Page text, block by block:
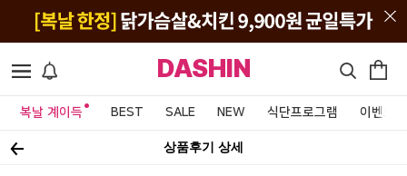
DASHIN
복날 계이득 BEST SALE NEW 식단프로그램 이벤트&
상품후기 상세